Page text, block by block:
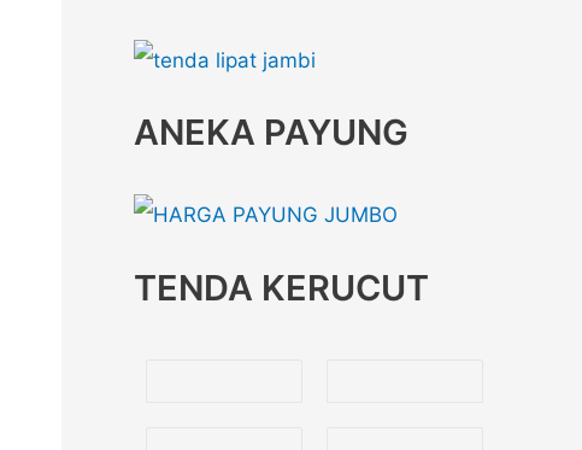
ANEKA PAYUNG
TENDA KERUCUT